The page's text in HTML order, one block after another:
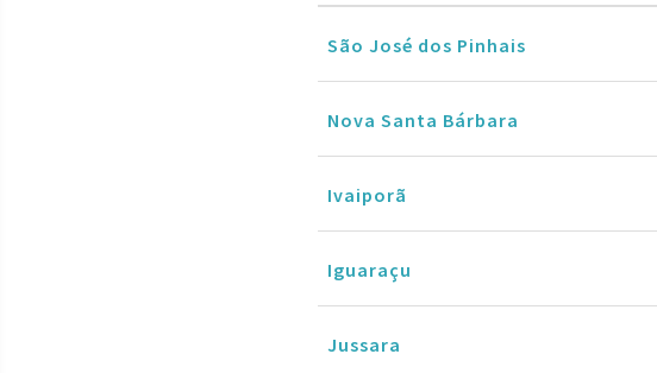
São José dos Pinhais
Nova Santa Bárbara
Ivaiporã
Iguaraçu
Jussara